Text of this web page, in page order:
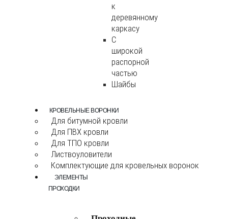
к
деревянному
каркасу
С
широкой
распорной
частью
Шайбы
КРОВЕЛЬНЫЕ ВОРОНКИ
Для битумной кровли
Для ПВХ кровли
Для ТПО кровли
Листвоуловители
Комплектующие для кровельных воронок
ЭЛЕМЕНТЫ
ПРОХОДКИ